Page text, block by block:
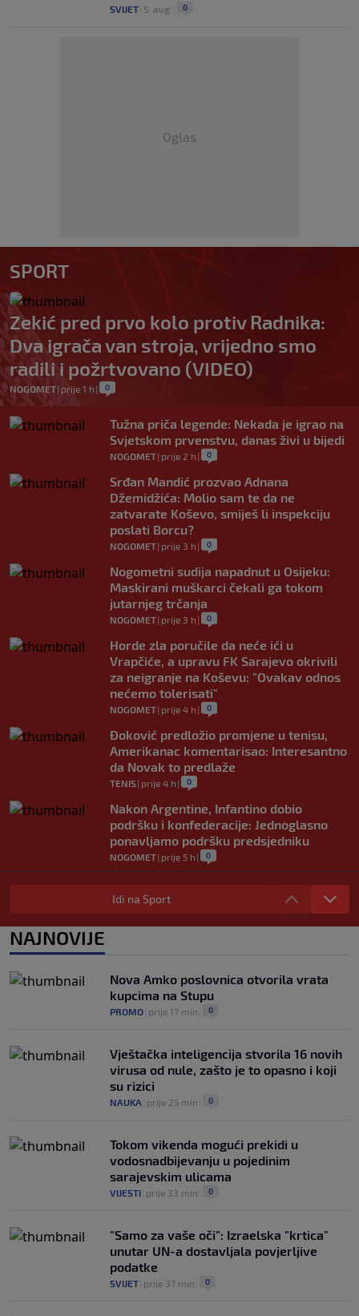
SVIJET 5. aug. 0
Oglas
SPORT
Zekić pred prvo kolo protiv Radnika:
Dva igrača van stroja, vrijedno smo
radili i požrtvovano (VIDEO)
NOGOMET| prije 1 h | 0
Tužna priča legende: Nekada je igrao na
Svjetskom prvenstvu, danas živi u bijedi
NOGOMET| prije 2 h | 0
Srđan Mandić prozvao Adnana
Džemidžića: Molio sam te da ne
zatvarate Koševo, smiješ li inspekciju
poslati Borcu?
NOGOMET| prije 3 h | 0
Nogometni sudija napadnut u Osijeku:
Maskirani muškarci čekali ga tokom
jutarnjeg trčanja
NOGOMET| prije 3 h | 0
Horde zla poručile da neće ići u
Vrapčiće, a upravu FK Sarajevo okrivili
za neigranje na Koševu: "Ovakav odnos
nećemo tolerisati"
NOGOMET| prije 4 h | 0
Đoković predložio promjene u tenisu,
Amerikanac komentarisao: Interesantno
da Novak to predlaže
TENIS| prije 4 h | 0
Nakon Argentine, Infantino dobio
podršku i konfederacije: Jednoglasno
ponavljamo podršku predsjedniku
NOGOMET| prije 5 h | 0
Tužne vijesti: Preminuo nekadašnji
prvak Jugoslavije
čak 50 miliona dolara
prije 6 h 0
Idi na Sport
NAJNOVIJE
Nova Amko poslovnica otvorila vrata
kupcima na Stupu
PROMO prije 17 min 0
Vještačka inteligencija stvorila 16 novih
virusa od nule, zašto je to opasno i koji
su rizici
NAUKA prije 25 min 0
Tokom vikenda mogući prekidi u
vodosnadbijevanju u pojedinim
sarajevskim ulicama
VIJESTI prije 33 min 0
"Samo za vaše oči": Izraelska "krtica"
unutar UN-a dostavljala povjerljive
podatke
SVIJET prije 37 min 0